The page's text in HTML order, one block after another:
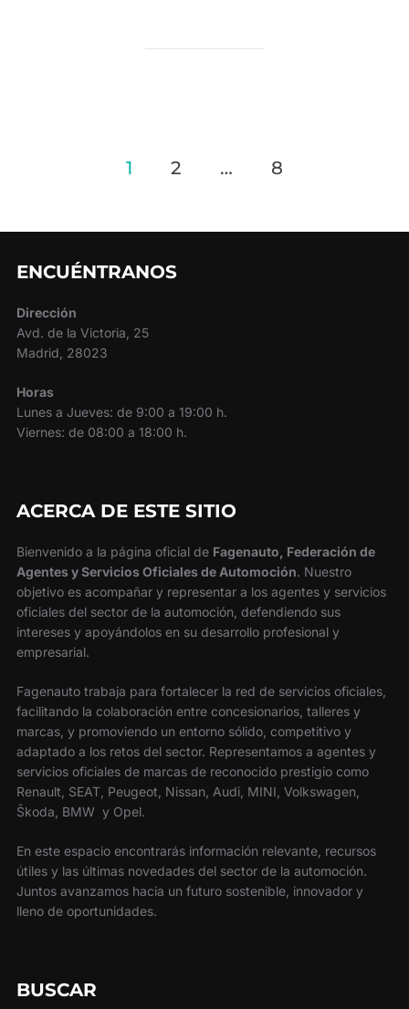
Paginación
1 2 … 8
ENCUÉNTRANOS
Dirección
Avd. de la Victoria, 25
Madrid, 28023
Horas
Lunes a Jueves: de 9:00 a 19:00 h.
Viernes: de 08:00 a 18:00 h.
ACERCA DE ESTE SITIO
Bienvenido a la página oficial de Fagenauto, Federación de
Agentes y Servicios Oficiales de Automoción. Nuestro
objetivo es acompañar y representar a los agentes y servicios
oficiales del sector de la automoción, defendiendo sus
intereses y apoyándolos en su desarrollo profesional y
empresarial.
Fagenauto trabaja para fortalecer la red de servicios oficiales,
facilitando la colaboración entre concesionarios, talleres y
marcas, y promoviendo un entorno sólido, competitivo y
adaptado a los retos del sector. Representamos a agentes y
servicios oficiales de marcas de reconocido prestigio como
Renault, SEAT, Peugeot, Nissan, Audi, MINI, Volkswagen,
Škoda, BMW y Opel.
En este espacio encontrarás información relevante, recursos
útiles y las últimas novedades del sector de la automoción.
Juntos avanzamos hacia un futuro sostenible, innovador y
lleno de oportunidades.
BUSCAR